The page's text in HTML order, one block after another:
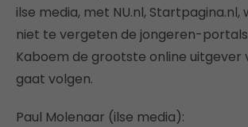
ilse media, met NU.nl, Startpagina.nl,
niet te vergeten de jongeren-portals
Kaboem de grootste online uitgever
gaat volgen.
Paul Molenaar (ilse media):